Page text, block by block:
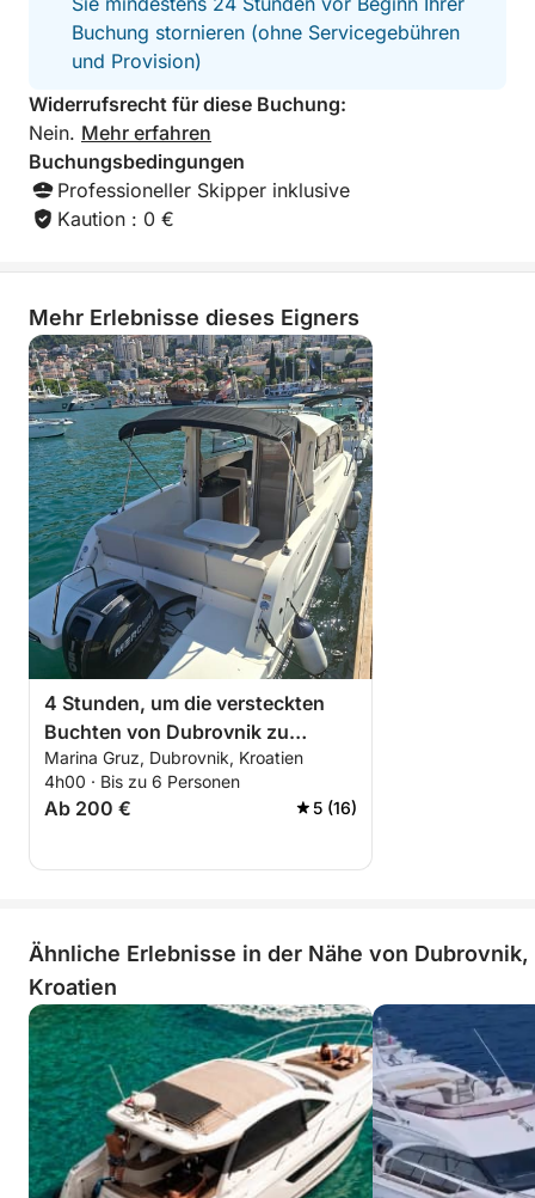
Buchung stornieren (ohne Servicegebühren
und Provision)
Widerrufsrecht für diese Buchung:
Nein. Mehr erfahren
Buchungsbedingungen
Professioneller Skipper inklusive
Kaution : 0 €
Mehr Erlebnisse dieses Eigners
4 Stunden, um die versteckten
Buchten von Dubrovnik zu
entdecken
Marina Gruz, Dubrovnik, Kroatien
4h00 · Bis zu 6 Personen
Ab 200 € 5 (16)
Ähnliche Erlebnisse in der Nähe von Dubrovnik,
Kroatien